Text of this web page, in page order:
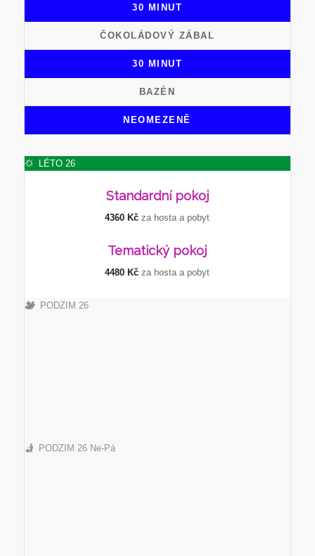
30 MINUT
ČOKOLÁDOVÝ ZÁBAL
30 MINUT
BAZÉN
NEOMEZENĚ
LÉTO 26
Standardnípokoj
4360 Kč za hosta a pobyt
Tematickýpokoj
4480 Kč za hosta a pobyt
PODZIM 26
PODZIM 26 Ne-Pá